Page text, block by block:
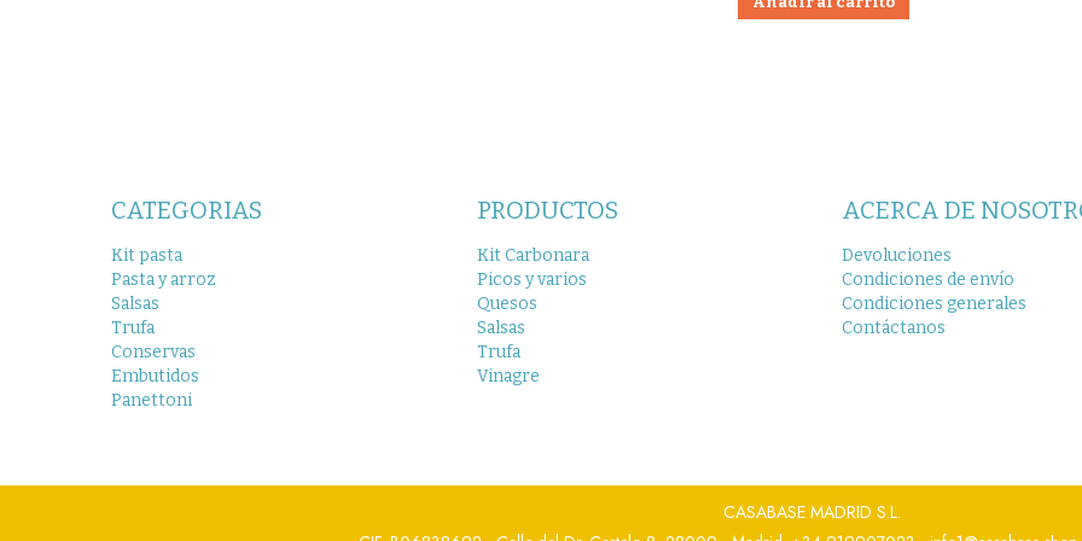
CATEGORIAS
Kit pasta
Pasta y arroz
Salsas
Trufa
Conservas
Embutidos
Panettoni
PRODUCTOS
Kit Carbonara
Picos y varios
Quesos
Salsas
Trufa
Vinagre
ACERCA DE
Devoluciones
Condiciones de envío
Condiciones generales
Contáctanos
CASABASE MADRID S.L.